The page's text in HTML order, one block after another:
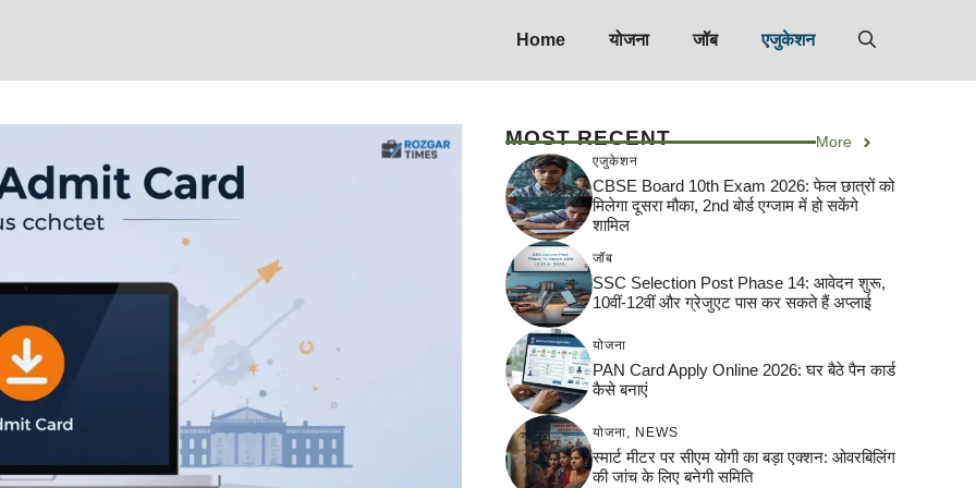
Home योजना जॉब एजुकेशन
MOST RECENT More
एजुकेशन
CBSE Board 10th Exam 2026: फेल छात्रों को
मिलेगा दूसरा मौका, 2nd बोर्ड एग्जाम में हो सकेंगे
शामिल
जॉब
SSC Selection Post Phase 14: आवेदन शुरू,
10वीं-12वीं और ग्रेजुएट पास कर सकते हैं अप्लाई
योजना
PAN Card Apply Online 2026: घर बैठे पैन कार्ड
कैसे बनाएं
योजना NEWS
स्मार्ट मीटर पर सीएम योगी का बड़ा एक्शन: ओवरबिलिंग
की जांच के लिए बनेगी समिति